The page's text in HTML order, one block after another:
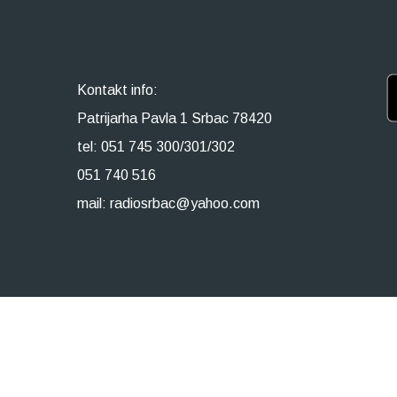
Kontakt info:
Patrijarha Pavla 1 Srbac 78420
tel: 051 745 300/301/302
051 740 516
mail: radiosrbac@yahoo.com